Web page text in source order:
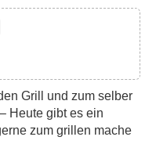
Grill und zum selber
Heute gibt es ein
zum grillen mache